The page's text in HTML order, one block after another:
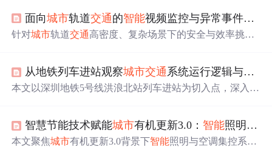
推动作用。
面向城市轨道交通的智能视频监控与异常事件检测系统研究
针对城市轨道交通高密度、复杂场景下的安全与效率挑
踪、时空分析与轻量化部署的框架，提升对跌倒、客流突
变、设备异常等事件的实时感知能力，实现从‘被动录
从地铁列车进站观察城市交通系统运行逻辑与调度艺术
本文以深圳地铁5号线洪浪北站列车进站为切入点，深入剖
网功能定位、运行图优化原理、实时应急调度策略，以及
数据驱动的系统分析框架。内容聚焦于调度系统、运行
智慧节能技术赋能城市有机更新3.0： 智能照明与空调集控的革新实践
本文聚焦城市有机更新3.0背景下智能照明与空调集控系统